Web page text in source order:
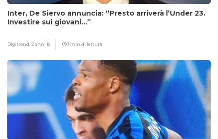
Inter, De Siervo annuncia: “Presto arriverà l’Under 23.
Investire sui giovani…”
Digitrend, 2 anni fa 1 min di lettura